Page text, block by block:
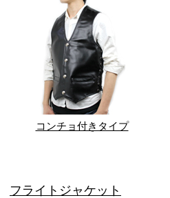
コンチョ付きタイプ
フライトジャケット